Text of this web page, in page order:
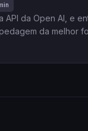
da Open AI, e
da melhor